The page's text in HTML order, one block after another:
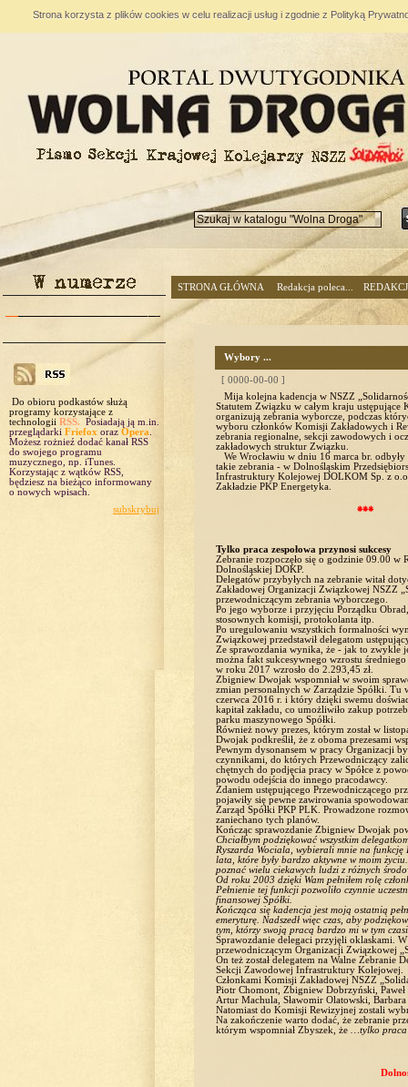
Strona korzysta z plików cookies w celu realizacji usług i zgodnie z Polityką
Do obioru podkastów służą
programy korzystające z
technologii RSS.
Posiadają ją m.in.
przeglądarki Friefox oraz Opera
Możesz rożnieź dodać kanał RSS
do swojego programu
muzycznego, np. iTunes.
Korzystając z wątków RSS,
będziesz na bieżąco informowany
o nowych wpisach.
subskrybuj
STRONA GŁÓWNA Redakcja poleca...
Wybory ...
[ 0000-00-00 ]
Mija kolejna kadencja w NSZZ
Statutem Związku w całym kraju ustępujące
organizują zebrania wyborcze, podczas
wyboru członków Komisji Zakładowych i
zebrania regionalne, sekcji zawodowych i
zakładowych struktur Związku.
We Wrocławiu w dniu 16 marca br. odbyły
takie zebrania - w Dolnośląskim
Infrastruktury Kolejowej DOLKOM Sp. z
Zakładzie PKP Energetyka.
⁕⁕⁕
Tylko praca zespołowa przynosi sukcesy
Zebranie rozpoczęło się o godzinie 09.00 w
Dolnośląskiej DOKP.
Delegatów przybyłych na zebranie witał
Zakładowej Organizacji Związkowej NSZZ
przewodniczącym zebrania wyborczego.
Po jego wyborze i przyjęciu Porządku
stosownych komisji, protokolanta itp.
Po uregulowaniu wszystkich formalności
Związkowej przedstawił delegatom
Ze sprawozdania wynika, że - jak to zwykle
można fakt sukcesywnego wzrostu
w roku 2017 wzrosło do 2.293,45 zł.
Zbigniew Dwojak wspomniał w swoim
zmian personalnych w Zarządzie Spółki. Tu
czerwca 2016 r. i który dzięki swemu
kapitał zakładu, co umożliwiło zakup
parku maszynowego Spółki.
Również nowy prezes, którym został w
Dwojak podkreślił, że z oboma prezesami
Pewnym dysonansem w pracy Organizacji
czynnikami, do których Przewodniczący
chętnych do podjęcia pracy w Spółce z
powodu odejścia do innego pracodawcy.
Zdaniem ustępującego Przewodniczącego
pojawiły się pewne zawirowania
Zarząd Spółki PKP PLK. Prowadzone
zaniechano tych planów.
Kończąc sprawozdanie Zbigniew Dwojak
Chciałbym podziękować wszystkim
Ryszarda Wociala, wybierali mnie na funkcję
lata, które były bardzo aktywne w moim
poznać wielu ciekawych ludzi z różnych
Od roku 2003 dzięki Wam pełniłem rolę
Pełnienie tej funkcji pozwoliło czynnie
finansowej Spółki.
Kończąca się kadencja jest moją ostatnią
emeryturę. Nadszedł więc czas, aby
tym, którzy swoją pracą bardzo mi w tym
Sprawozdanie delegaci przyjęli oklaskami.
przewodniczącym Organizacji Związkowej
On też został delegatem na Walne Zebranie
Sekcji Zawodowej Infrastruktury Kolejowej.
Członkami Komisji Zakładowej NSZZ
Piotr Chomont, Zbigniew Dobrzyński,
Artur Machula, Sławomir Olatowski, Barbara
Natomiast do Komisji Rewizyjnej zostali
Na zakończenie warto dodać, że zebranie
którym wspomniał Zbyszek, że …tylko praca